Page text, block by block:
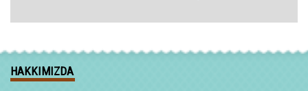
HAKKIMIZDA